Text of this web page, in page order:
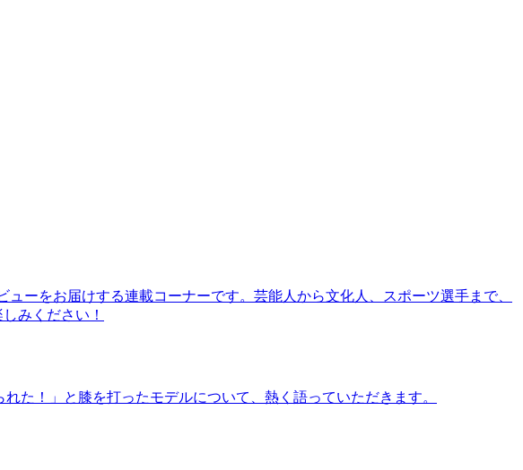
ーをお届けする連載コーナーです。芸能人から文化人、スポーツ選手まで、
みください！
た！」と膝を打ったモデルについて、熱く語っていただきます。